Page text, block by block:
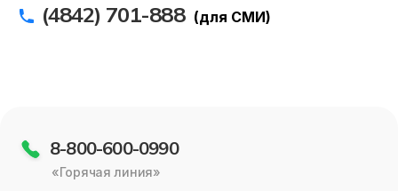
(4842) 701-888 (для СМИ)
8-800-600-0990
«Горячая линия»